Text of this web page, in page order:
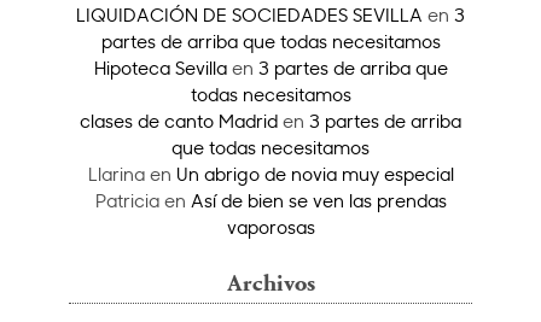
LIQUIDACIÓN DE SOCIEDADES SEVILLA en 3
partes de arriba que todas necesitamos
Hipoteca Sevillaen 3 partes de arriba que
todas necesitamos
clases de canto Madrid en 3 partes de arriba
que todas necesitamos
Llarinaen Un abrigo de novia muy especial
Patriciaen Así de bien se ven las prendas
vaporosas
Archivos